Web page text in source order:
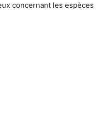
concernant les espèces